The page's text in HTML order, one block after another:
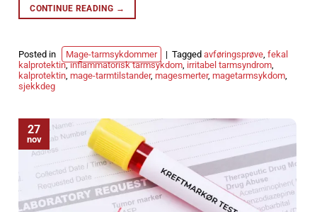
CONTINUE READING →
Posted in Mage-tarmsykdommer | Tagged avføringsprøve, fekal
kalprotektin,inflammatorisk tarmsykdom, irritabel tarmsyndrom,
kalprotektin, mage-tarmtilstander, magesmerter, magetarmsykdom,
sjekkdeg
27
nov